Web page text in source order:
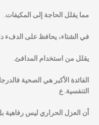
مما يقلل الحاجة إلى المكيفات.
في الشتاء، يحافظ على الدفء
يقلل من استخدام المدافئ.
الفائدة الأكبر هي الصحية
التنفسية. ع
أن العزل الحراري ليس رفاهية